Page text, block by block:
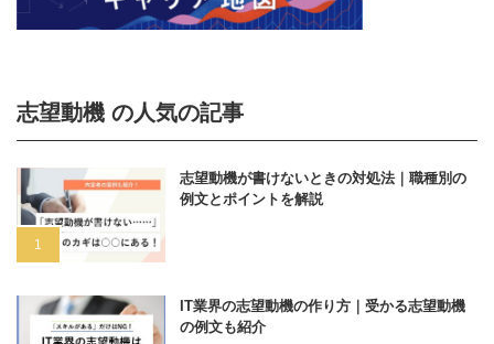
志望動機 の人気の記事
志望動機が書けないときの対処法｜職種別の
例文とポイントを解説
IT業界の志望動機の作り方｜受かる志望動機
の例文も紹介